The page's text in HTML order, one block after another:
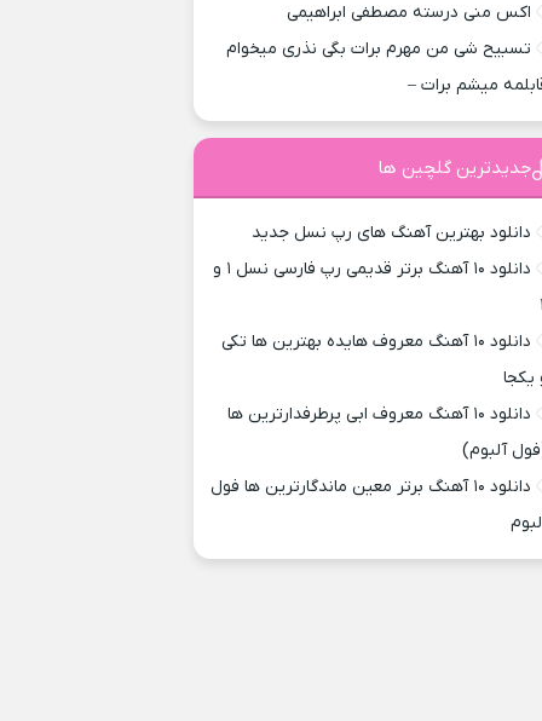
اکس منی درسته مصطفی ابراهیمی
تسبیح شی من مهرم برات بگی نذری میخوام
میشم برات –
جدیدترین گلچین ها
دانلود بهترین آهنگ های رپ نسل جدید
دانلود ۱۰ آهنگ برتر قدیمی رپ فارسی نسل ۱ و
دانلود ۱۰ آهنگ معروف هایده بهترین ها تکی
یکجا
دانلود ۱۰ آهنگ معروف ابی پرطرفدارترین ها
آلبوم)
دانلود ۱۰ آهنگ برتر معین ماندگارترین ها فول